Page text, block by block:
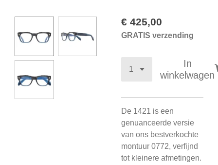
€ 425,00
GRATIS verzending
In
winkelwagen
De 1421 is een
genuanceerde versie
van ons bestverkochte
montuur 0772, verfijnd
tot kleinere afmetingen.